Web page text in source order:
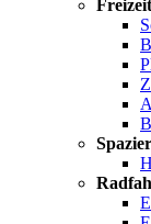
Freizeit